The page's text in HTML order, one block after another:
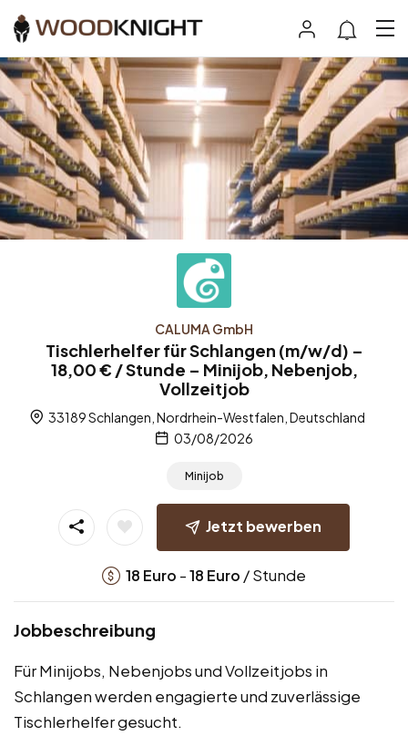
CALUMA GmbH
Tischlerhelfer für Schlangen (m/w/d) –
18,00 € / Stunde – Minijob, Nebenjob,
Vollzeitjob
33189 Schlangen, Nordrhein-Westfalen, Deutschland
03/08/2026
Minijob
Jetzt bewerben
18 Euro -18 Euro / Stunde
Jobbeschreibung
Für Minijobs, Nebenjobs und Vollzeitjobs in
Schlangen werden engagierte und zuverlässige
Tischlerhelfer gesucht.